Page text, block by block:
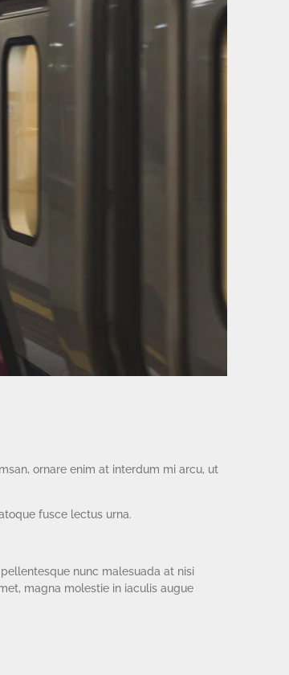
ornare enim at interdum mi arcu, ut
fusce lectus urna.
nunc malesuada at nisi
magna molestie in iaculis augue